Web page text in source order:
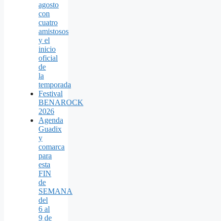
agosto
con
cuatro
amistosos
y el
inicio
oficial
de
la
temporada
Festival
BENAROCK
2026
Agenda
Guadix
y
comarca
para
esta
FIN
de
SEMANA
del
6 al
9 de